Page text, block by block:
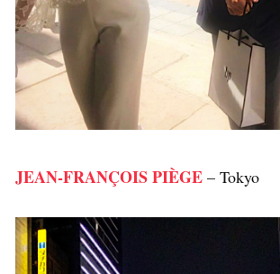
JEAN-FRANÇOIS PIÈGE – Tokyo